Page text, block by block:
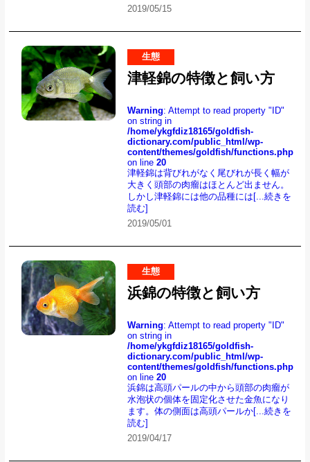
2019/05/15
生態
津軽錦の特徴と飼い方
Warning: Attempt to read property "ID"
on string in
/home/ykgfdiz18165/goldfish-
dictionary.com/public_html/wp-
content/themes/goldfish/functions.php
on line20
津軽錦は背びれがなく尾びれが長く幅が
大きく頭部の肉瘤はほとんど出ません。
しかし津軽錦には他の品種には [...続きを
読む]
2019/05/01
生態
浜錦の特徴と飼い方
Warning: Attempt to read property "ID"
on string in
/home/ykgfdiz18165/goldfish-
dictionary.com/public_html/wp-
content/themes/goldfish/functions.php
on line20
浜錦は高頭パールの中から頭部の肉瘤が
水泡状の個体を固定化させた金魚になり
ます。体の側面は高頭パールか[...続きを
読む]
2019/04/17